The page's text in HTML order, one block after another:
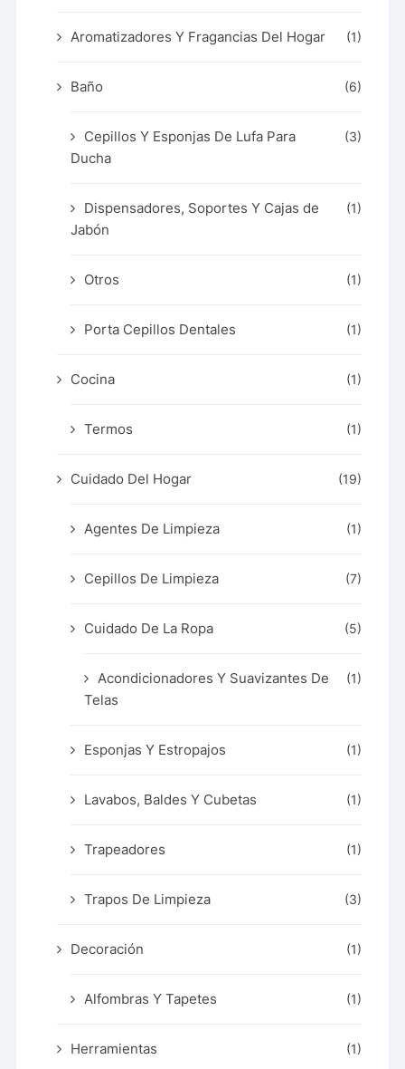
Aromatizadores Y Fragancias Del Hogar (1)
Baño (6)
Cepillos Y Esponjas De Lufa Para
Ducha
(3)
Dispensadores, Soportes Y Cajas de
Jabón
(1)
Otros (1)
Porta Cepillos Dentales (1)
Cocina (1)
Termos (1)
Cuidado Del Hogar (19)
Agentes De Limpieza (1)
Cepillos De Limpieza (7)
Cuidado De La Ropa (5)
Acondicionadores Y Suavizantes De
Telas
(1)
Esponjas Y Estropajos (1)
Lavabos, Baldes Y Cubetas (1)
Trapeadores (1)
Trapos De Limpieza (3)
Decoración (1)
Alfombras Y Tapetes (1)
Herramientas (1)